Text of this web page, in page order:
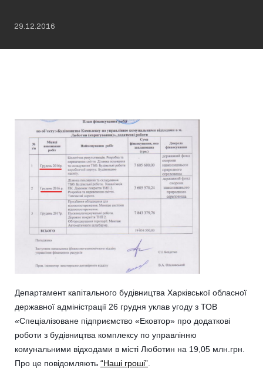
29.12.2016
Департамент капітального будівництва Харківської обласної
державної адміністрації 26 грудня уклав угоду з ТОВ
«Спеціалізоване підприємство «Ековтор» про додаткові
роботи з будівництва комплексу по управлінню
комунальними відходами в місті Люботин на 19,05 млн.грн.
Про це повідомляють “Наші гроші”